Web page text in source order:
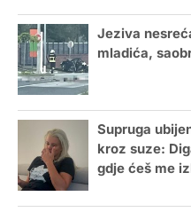
Jeziva
mladića,
Supruga
kroz suze:
gdje ćeš me